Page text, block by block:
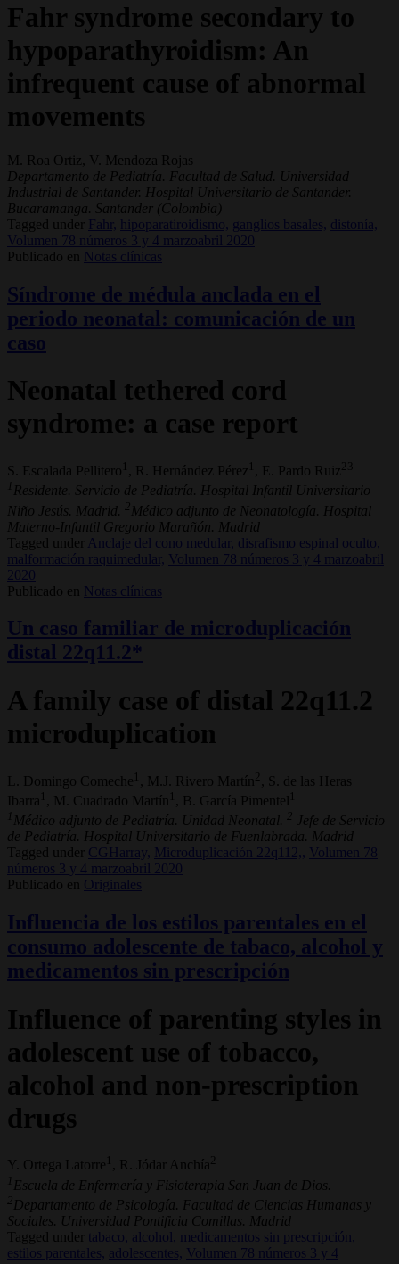
Fahr syndrome secondary to
hypoparathyroidism: An
infrequent cause of abnormal
movements
M. Roa Ortiz, V. Mendoza Rojas
Departamento de Pediatría. Facultad de Salud. Universidad
Industrial de Santander. Hospital Universitario de Santander.
Bucaramanga. Santander (Colombia)
Tagged under
Fahr, hipoparatiroidismo, ganglios basales, distonía,
Volumen 78 números 3 y 4 marzoabril 2020
Publicado en
Notas clínicas
Síndrome de médula anclada en el
periodo neonatal: comunicación de un
caso
Neonatal tethered cord
syndrome: a case report
S. Escalada Pellitero 1 , R. Hernández Pérez 1 , E. Pardo Ruiz 23
1 Residente. Servicio de Pediatría. Hospital Infantil Universitario
Niño Jesús. Madrid.
2 Médico adjunto de Neonatología. Hospital
Materno-Infantil Gregorio Marañón. Madrid
Tagged under
Anclaje del cono medular,
disrafismo espinal oculto,
malformación raquimedular,
Volumen 78 números 3 y 4 marzoabril
2020
Publicado en
Notas clínicas
Un caso familiar de microduplicación
distal 22q11.2*
A family case of distal 22q11.2
microduplication
L. Domingo Comeche 1 , M.J. Rivero Martín
, S. de las Heras
Ibarra 1 , M. Cuadrado Martín 1 , B. García Pimentel 1
1 Médico adjunto de Pediatría. Unidad Neonatal. 2 Jefe de Servicio
de Pediatría. Hospital Universitario de Fuenlabrada. Madrid
Tagged under
CGHarray, Microduplicación 22q112,,
Volumen 78
números 3 y 4 marzoabril 2020
Publicado en
Originales
Influencia de los estilos parentales en el
consumo adolescente de tabaco, alcohol y
medicamentos sin prescripción
Influence of parenting styles in
adolescent use of tobacco,
alcohol and non-prescription
drugs
Y. Ortega Latorre 1 , R. Jódar Anchía2
1 Escuela de Enfermería y Fisioterapia San Juan de Dios.
2 Departamento de Psicología. Facultad de Ciencias Humanas y
Sociales. Universidad Pontificia Comillas. Madrid
Tagged under
tabaco, alcohol,
medicamentos sin prescripción,
estilos parentales, adolescentes,
Volumen 78 números 3 y 4